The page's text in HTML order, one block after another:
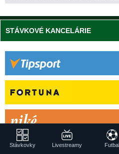
STÁVKOVÉ KANCELÁRIE
Stávkovky Livestreamy Futbal